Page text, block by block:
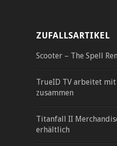
ZUFALLSARTIKEL
Scooter – The Spell
TrueID TV arbeitet
zusammen
Titanfall II
erhältlich